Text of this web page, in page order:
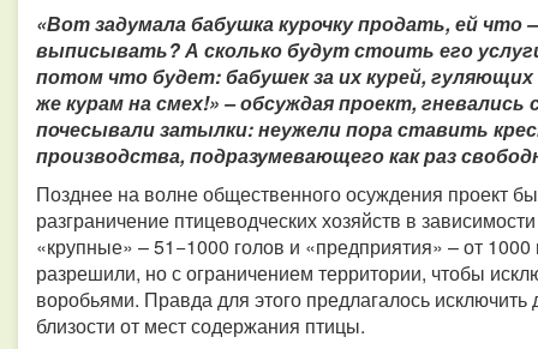
«Вот задумала бабушка курочку продать, ей что
выписывать? А сколько будут стоить его
потом что будет: бабушек за их курей,
же курам на смех!» – обсуждая проект,
почесывали затылки: неужели пора ставить
производства, подразумевающего как раз
Позднее на волне общественного осуждения проект
разграничение птицеводческих хозяйств в
«крупные» – 51−1000 голов и «предприятия» – от
разрешили, но с ограничением территории, чтобы
воробьями. Правда для этого предлагалось
близости от мест содержания птицы.